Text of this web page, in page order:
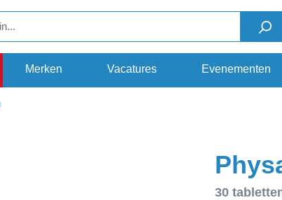
Merken Vacatures Evenementen
30